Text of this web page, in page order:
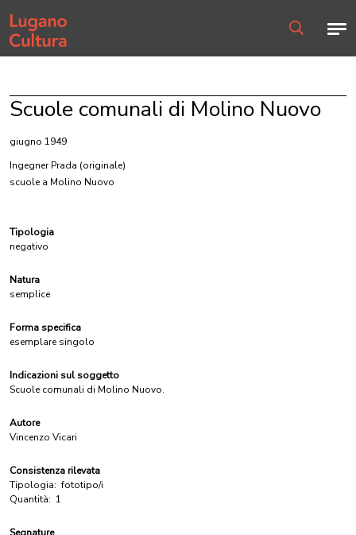
Home page
Scuole comunali di Molino Nuovo
giugno 1949
Ingegner Prada (originale)
scuole a Molino Nuovo
Tipologia
negativo
Natura
semplice
Forma specifica
esemplare singolo
Indicazioni sul soggetto
Scuole comunali di Molino Nuovo.
Autore
Vincenzo Vicari
Consistenza rilevata
Tipologia: fototipo/i
Quantità: 1